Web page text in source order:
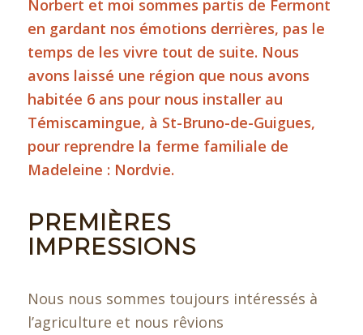
Norbert et moi sommes partis de Fermont
en gardant nos émotions derrières, pas le
temps de les vivre tout de suite. Nous
avons laissé une région que nous avons
habitée 6 ans pour nous installer au
Témiscamingue, à St-Bruno-de-Guigues,
pour reprendre la ferme familiale de
Madeleine : Nordvie.
PREMIÈRES
IMPRESSIONS
Nous nous sommes toujours intéressés à
l’agriculture et nous rêvions